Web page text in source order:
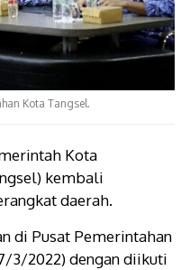
Kota Tangsel.
Kota
kembali
daerah.
di Pusat Pemerintahan
3/2022) dengan diikuti